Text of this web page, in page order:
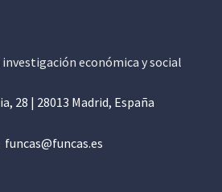
económica y social
28 | 28013 Madrid, España
funcas@funcas.es